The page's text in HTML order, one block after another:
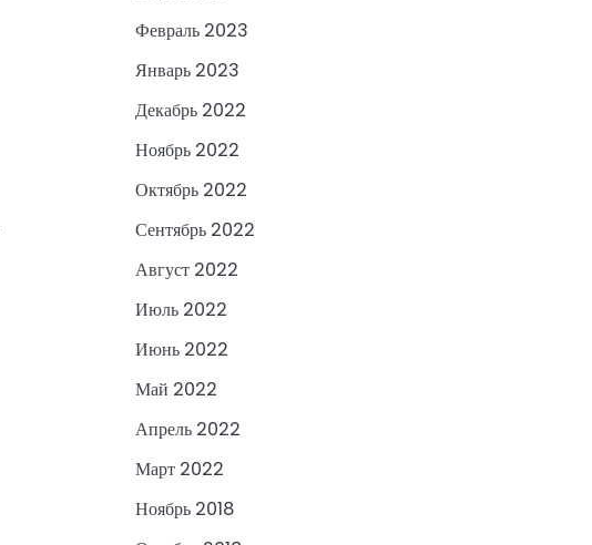
Февраль 2023
Январь 2023
Декабрь 2022
Ноябрь 2022
Октябрь 2022
Сентябрь 2022
Август 2022
Июль 2022
Июнь 2022
Май 2022
Апрель 2022
Март 2022
Ноябрь 2018